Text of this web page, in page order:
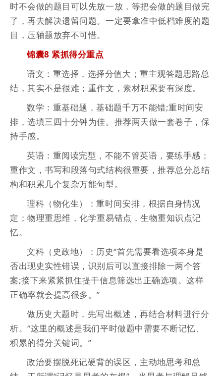
时不会做的题目可以先放一放，等把会做的题目做完
了，再去解决遗留问题。一定要拿准中低档难度的题
目，压轴题放弃不可惜。
锦囊8 紧抓得分重点
语文：重选择，选择分值大；重主观答题思路总
结，其实不是很难；重作文，素材积累要有深度。
数学：重基础题，基础题千万不能错;重时间安
排，选填三四十分钟为佳。推荐两天做一套卷子，保
持手感。
英语：重阅读完型，不能不管英语，要练手感；
重作文，书写和段落句式结构很重要，推荐总分总结
构和积累几个复杂万能句型。
理科（物化生）：重时间安排，根据自身情况
定；物理重思维，化学重易错点，生物重知识点记
忆。
文科（史政地）：历史“首先需要看选项本身是
否出现史实性错误，识别后可以直接排除一两个答
案;接下来紧紧抓住提干信息筛选出正确选项。这样
正确率就会提高很多。”
做历史大题时，先写出概述，再结合材料进行分
析。“这里的概述是我们平时做题中需要不断记忆、
积累的得分关键词。”
政治要摆脱死记硬背的误区，主动地思考和总